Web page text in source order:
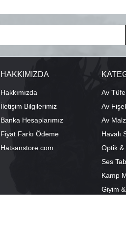
HAKKIMIZDA
Hakkımızda
İletişim Bilgilerimiz
Banka Hesaplarımız
Fiyat Farkı Ödeme
Hatsanstore.com
Av
Av
Av
Havalı
Optik &
Ses
Kamp
Giyim